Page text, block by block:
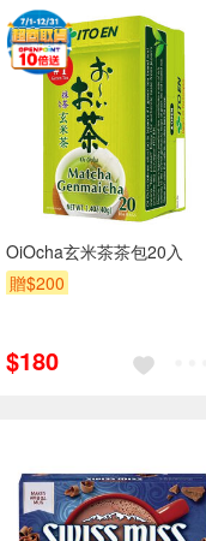
OiOcha玄米茶茶包20入
贈$200
$180